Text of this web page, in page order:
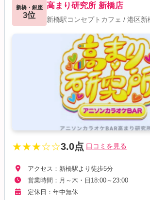
新橋・銀座
3位
高まり研究所 新橋店
新橋駅コンセプトカフェ / 港区新
★★★☆☆3.0点 口コミを見る
アクセス：新橋駅より徒歩5分
営業時間：月～木・日18:00～23:00
定休日：年中無休